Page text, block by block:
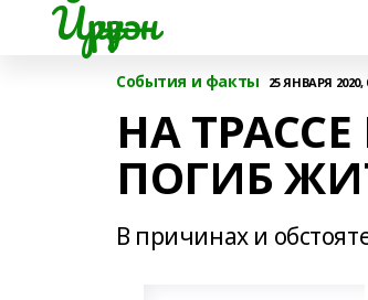
Йүрүҙән
События и факты 25 ЯНВАРЯ 2020,
НА
ПОГИБ
В причинах и